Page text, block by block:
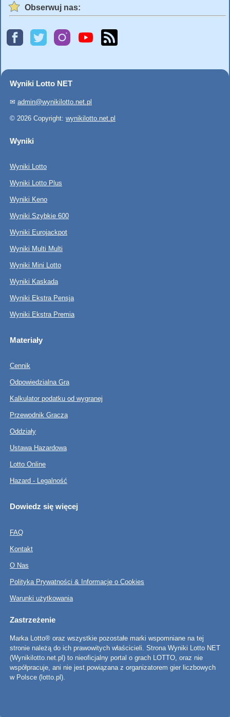
Obserwuj nas:
Wyniki Lotto NET
✉ admin@wynikilotto.net.pl
© 2026 Copyright: wynikilotto.net.pl
Wyniki
Wyniki Lotto
Wyniki Lotto Plus
Wyniki Keno
Wyniki Szybkie 600
Wyniki Eurojackpot
Wyniki Multi Multi
Wyniki Mini Lotto
Wyniki Kaskada
Wyniki Ekstra Pensja
Wyniki Ekstra Premia
Materiały
Cennik
Odpowiedzialna Gra
Kalkulator podatku od wygranej
Przewodnik Gracza
Oddziały
Ustawa Hazardowa
Lotto Online
Hazard - Legalność
Dowiedz się więcej
FAQ
Kontakt
O Nas
Polityka Prywatności & Informacje o Cookies
Warunki użytkowania
Zastrzeżenie
Marka Lotto® oraz wszystkie pozostałe marki wspomniane na tej
stronie należą do ich prawowitych właścicieli. Strona Wyniki Lotto NET
(Wynikilotto.net.pl) to nieoficjalny portal o grach LOTTO, oraz nie
współpracuje, ani nie jest powiązana z organizatorem gier liczbowych
w Polsce (lotto.pl).